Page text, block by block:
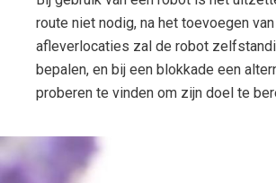
route niet nodig, na het toevoegen
afleverlocaties zal de robot
bepalen, en bij een blokkade een
proberen te vinden om zijn doel te